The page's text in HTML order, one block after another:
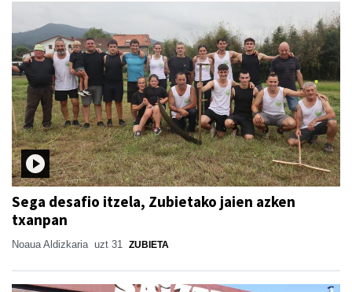
Sega desafio itzela, Zubietako jaien azken
txanpan
Noaua Aldizkaria uzt 31 ZUBIETA